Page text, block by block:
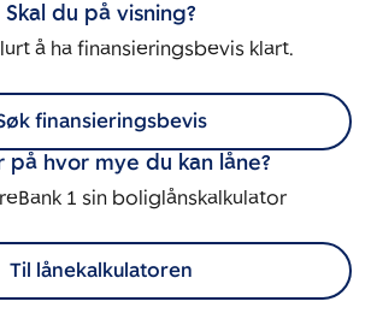
Skal du på visning?
å ha finansieringsbevis klart.
finansieringsbevis
på hvor mye du kan låne?
1 sin boliglånskalkulator
Til lånekalkulatoren